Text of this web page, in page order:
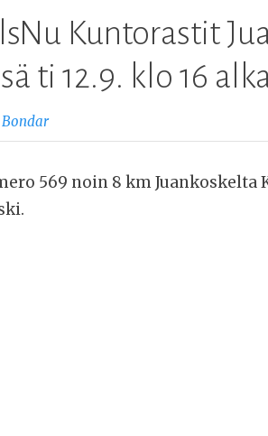
Kuntorastit
ti 12.9. klo 16
Bondar
569 noin 8 km Juankoskelta